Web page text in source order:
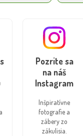
Pozrite sa
na náš
Instagram
Inšpiratívne
fotografie a
zábery zo
zákulisia.